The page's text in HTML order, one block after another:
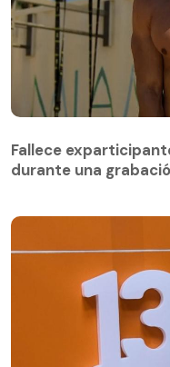
Fallece
durante una